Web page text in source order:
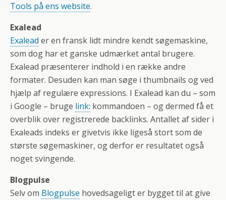
Tools på ens website.
Exalead
Exalead er en fransk lidt mindre kendt søgemaskine,
som dog har et ganske udmærket antal brugere.
Exalead præsenterer indhold i en række andre
formater. Desuden kan man søge i thumbnails og ved
hjælp af regulære expressions. I Exalead kan du – som
i Google – bruge link: kommandoen – og dermed få et
overblik over registrerede backlinks. Antallet af sider i
Exaleads indeks er givetvis ikke ligeså stort som de
største søgemaskiner, og derfor er resultatet også
noget svingende.
Blogpulse
Selv om Blogpulse hovedsageligt er bygget til at give